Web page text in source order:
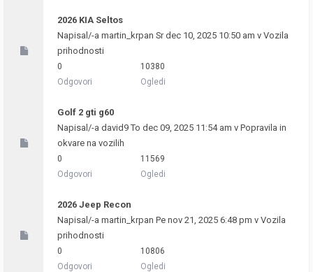
2026 KIA Seltos
Napisal/-a martin_krpan Sr dec 10, 2025 10:50 am v Vozila
prihodnosti
0
Odgovori
10380
Ogledi
Golf 2 gti g60
Napisal/-a david9To dec 09, 2025 11:54 am v Popravila in
okvare na vozilih
0
Odgovori
11569
Ogledi
2026 Jeep Recon
Napisal/-a martin_krpan Pe nov 21, 2025 6:48 pm v Vozila
prihodnosti
0
Odgovori
10806
Ogledi